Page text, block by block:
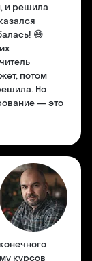
и решила
😅
потом
Но
— это
курсов